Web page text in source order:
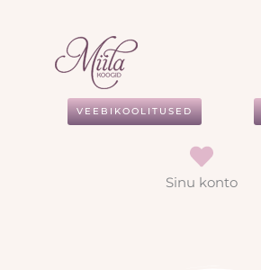
VEEBIKOOLITUSED
Sinu konto